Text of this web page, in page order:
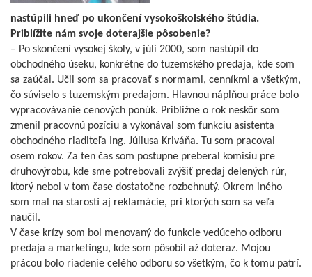
nastúpili hneď po ukončení vysokoškolského štúdia.
Priblížite nám svoje doterajšie pôsobenie?
– Po skončení vysokej školy, v júli 2000, som nastúpil do
obchodného úseku, konkrétne do tuzemského predaja, kde som
sa zaúčal. Učil som sa pracovať s normami, cenníkmi a všetkým,
čo súviselo s tuzemským predajom. Hlavnou náplňou práce bolo
vypracovávanie cenových ponúk. Približne o rok neskôr som
zmenil pracovnú pozíciu a vykonával som funkciu asistenta
obchodného riaditeľa Ing. Júliusa Kriváňa. Tu som pracoval
osem rokov. Za ten čas som postupne preberal komisiu pre
druhovýrobu, kde sme potrebovali zvýšiť predaj delených rúr,
ktorý nebol v tom čase dostatočne rozbehnutý. Okrem iného
som mal na starosti aj reklamácie, pri ktorých som sa veľa
naučil.
V čase krízy som bol menovaný do funkcie vedúceho odboru
predaja a marketingu, kde som pôsobil až doteraz. Mojou
prácou bolo riadenie celého odboru so všetkým, čo k tomu patrí.